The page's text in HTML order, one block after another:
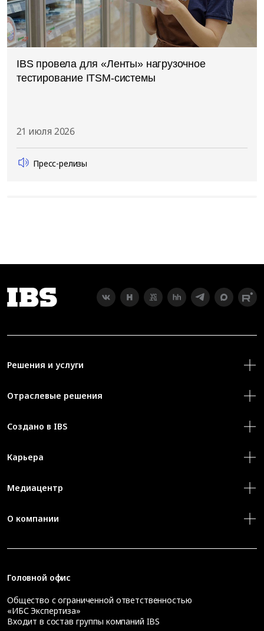
IBS провела для «Ленты» нагрузочное
тестирование ITSM-системы
21 июля 2026
Пресс-релизы
Решения и услуги
Отраслевые решения
Создано в IBS
Карьера
Медиацентр
О компании
Головной офис
Общество с ограниченной ответственностью
«ИБС Экспертиза»
Входит в состав группы компаний IBS